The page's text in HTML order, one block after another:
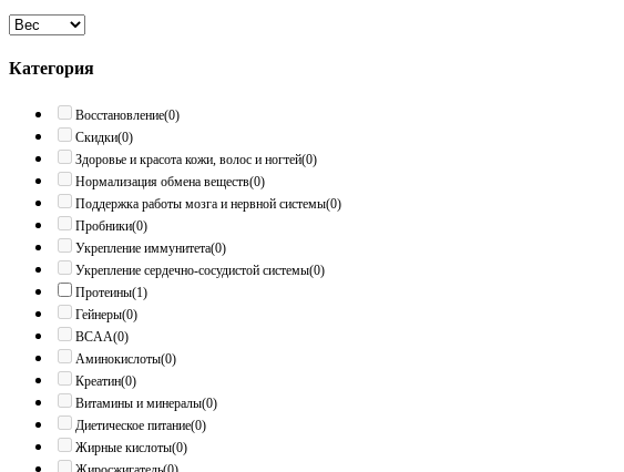
Категория
Восстановление(0)
Скидки(0)
Здоровье и красота кожи, волос и ногтей(0)
Нормализация обмена веществ(0)
Поддержка работы мозга и нервной системы(0)
Пробники(0)
Укрепление иммунитета(0)
Укрепление сердечно-сосудистой системы(0)
Протеины(1)
Гейнеры(0)
BCAA(0)
Аминокислоты(0)
Креатин(0)
Витамины и минералы(0)
Диетическое питание(0)
Жирные кислоты(0)